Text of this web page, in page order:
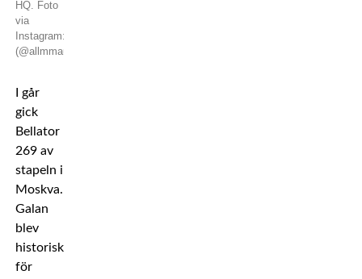
HQ. Foto
via
Instagram:
(@allmmaupdates)
I går
gick
Bellator
269 av
stapeln i
Moskva.
Galan
blev
historiskt
för